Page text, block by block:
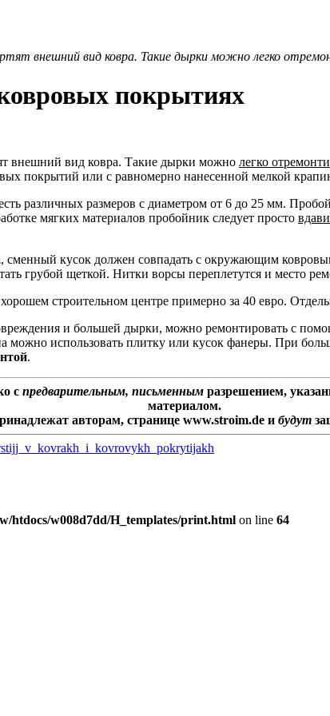
внешний вид ковра. Такие дырки можно легко
покрытиях
внешний вид ковра. Такие дырки можно легко
покрытий или с равномерно нанесенной мелкой
различных размеров с диаметром от 6 до 25 мм.
мягких материалов пробойник следует просто
сменный кусок должен совпадать с окружающим
грубой щеткой. Нитки ворсы переплетутся и место
строительном центре примерно за 40 евро.
и большей дырки, можно ремонтировать с
использовать плитку или кусок фанеры. При
.
с предварительным, письменнымразрешением,
материалом.
авторам, странице www.stroim.de и будут
htdocs/w008d7dd/H_templates/print.html on line 64